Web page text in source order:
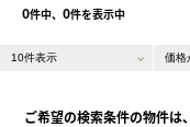
0件中、 0件を表示中
ご希望の検索条件の物件は